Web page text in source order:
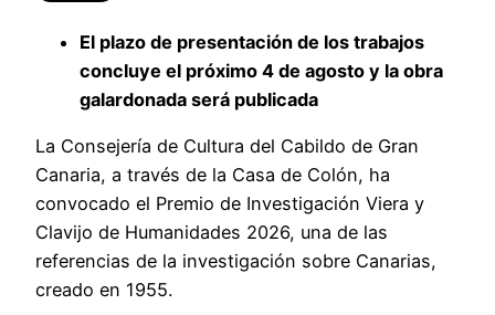
El plazo de presentación de los trabajos
concluye el próximo 4 de agosto y la obra
galardonada será publicada
La Consejería de Cultura del Cabildo de Gran
Canaria, a través de la Casa de Colón, ha
convocado el Premio de Investigación Viera y
Clavijo de Humanidades 2026, una de las
referencias de la investigación sobre Canarias,
creado en 1955.